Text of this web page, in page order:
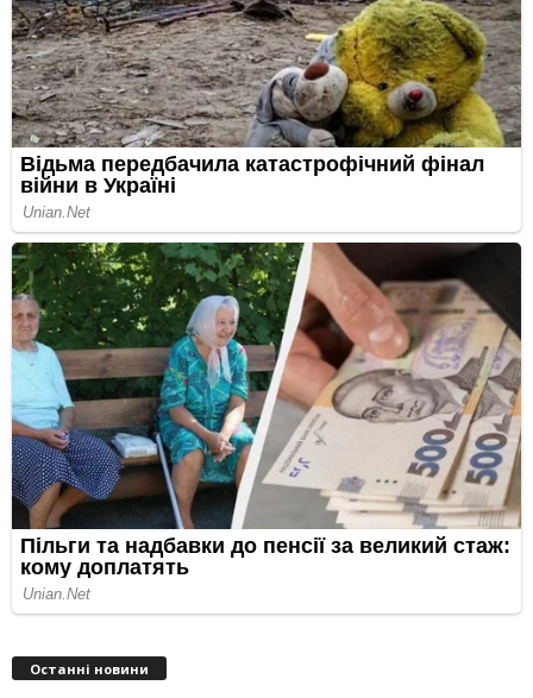
Останні новини